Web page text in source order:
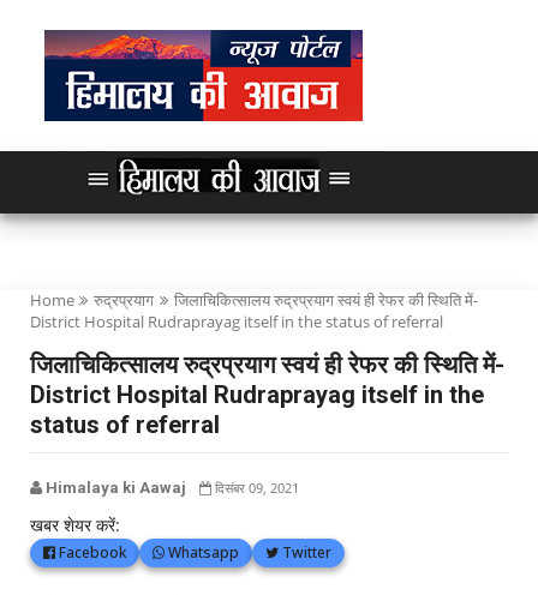
Home रुद्रप्रयाग
जिलाचिकित्सालय रुद्रप्रयाग स्वयं ही रेफर की स्थिति में-
District Hospital Rudraprayag itself in the status of referral
जिलाचिकित्सालय रुद्रप्रयाग स्वयं ही रेफर की स्थिति में-
District Hospital Rudraprayag itself in the
status of referral
Himalaya ki Aawaj दिसंबर 09, 2021
खबर शेयर करें:
Facebook Whatsapp Twitter